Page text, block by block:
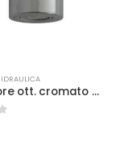
IDRAULICA
Aereatore ott. cromato 2 getti